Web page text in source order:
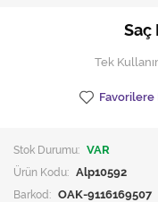
Saç
Tek
Favorilere
Stok Durumu: VAR
Ürün Kodu: Alp10592
Barkod: OAK-9116169507